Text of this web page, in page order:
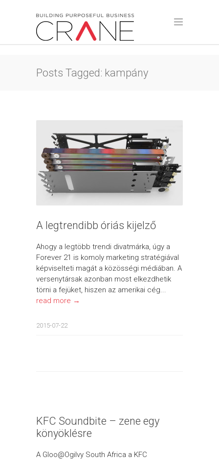
Posts Tagged: kampány
A legtrendibb óriás kijelző
Ahogy a legtöbb trendi divatmárka, úgy a
Forever 21 is komoly marketing stratégiával
képviselteti magát a közösségi médiában. A
versenytársak azonban most elkezdhetik
törni a fejüket, hiszen az amerikai cég...
read more →
2015-07-22
KFC Soundbite – zene egy
könyöklésre
A Gloo@Ogilvy South Africa a KFC